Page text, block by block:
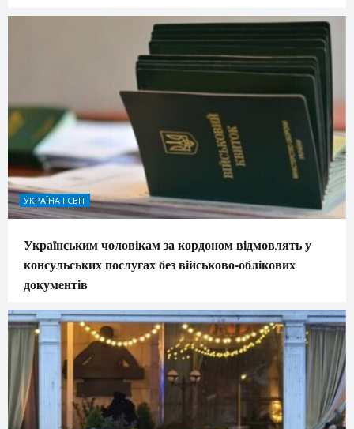
УКРАЇНА І СВІТ
Українським чоловікам за кордоном відмовлять у
консульських послугах без військово-облікових
документів